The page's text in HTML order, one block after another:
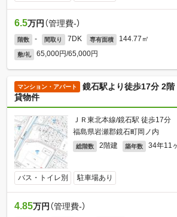
6.5万円 （管理費-）
階数 - 間取り 7DK 専有面積 144.77㎡
敷/礼 65,000円/65,000円
マンション・アパート
鏡石駅より徒歩17分 2
貸物件
ＪＲ東北本線/鏡石駅 徒歩17分
福島県岩瀬郡鏡石町岡ノ内
総階数 2階建 築年数 34年11
バス・トイレ別 駐車場あり
4.85万円 （管理費-）